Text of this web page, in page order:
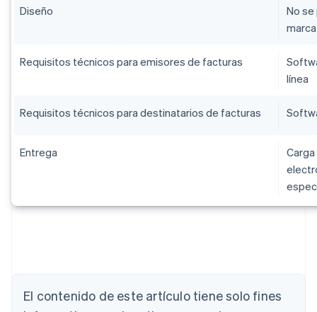
Diseño
No se
Requisitos técnicos para emisores de facturas
línea
Requisitos técnicos para destinatarios de facturas
Entrega
El contenido de este artículo tiene solo fines
DeutschEnglish